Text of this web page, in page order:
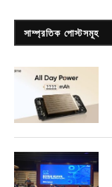
সাম্প্রতিক পোস্টসমূহ